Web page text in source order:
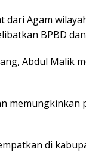
dari Agam
BPBD
Abdul Malik
memungkinkan
di